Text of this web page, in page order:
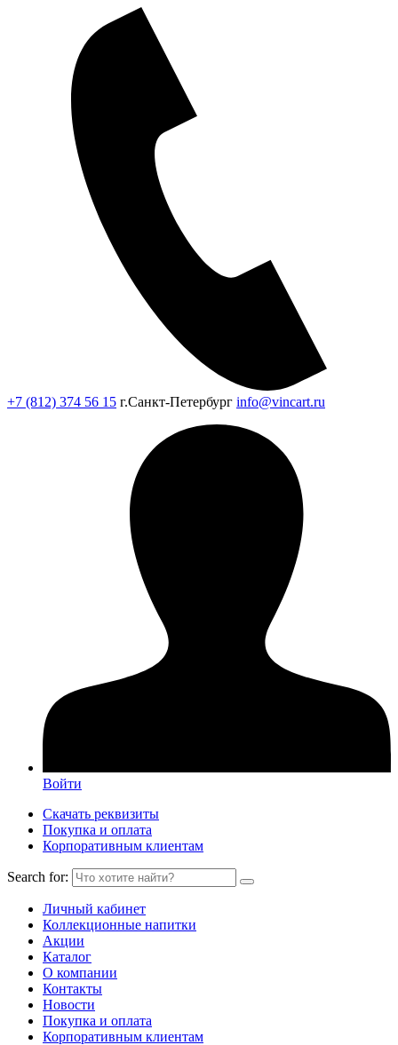
+7 (812) 374 56 15 г.Санкт-Петербург info@vincart.ru
Войти
Скачать реквизиты
Покупка и оплата
Корпоративным клиентам
Search for:
Личный кабинет
Коллекционные напитки
Акции
Каталог
О компании
Контакты
Новости
Покупка и оплата
Корпоративным клиентам